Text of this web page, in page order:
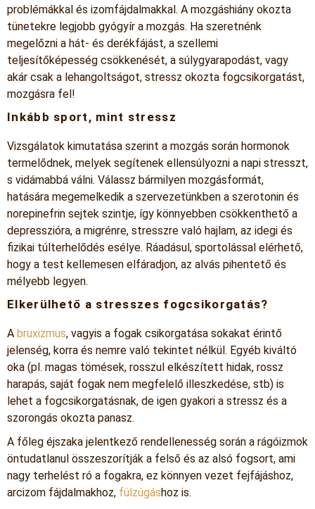
problémákkal és izomfájdalmakkal. A mozgáshiány okozta
tünetekre legjobb gyógyír a mozgás. Ha szeretnénk
megelőzni a hát- és derékfájást, a szellemi
teljesítőképesség csökkenését, a súlygyarapodást, vagy
akár csak a lehangoltságot, stressz okozta fogcsikorgatást,
mozgásra fel!
Inkább sport, mint stressz
Vizsgálatok kimutatása szerint a mozgás során hormonok
termelődnek, melyek segítenek ellensúlyozni a napi stresszt,
s vidámabbá válni. Válassz bármilyen mozgásformát,
hatására megemelkedik a szervezetünkben a szerotonin és
norepinefrin sejtek szintje, így könnyebben csökkenthető a
depresszióra, a migrénre, stresszre való hajlam, az idegi és
fizikai túlterhelődés esélye. Ráadásul, sportolással elérhető,
hogy a test kellemesen elfáradjon, az alvás pihentető és
mélyebb legyen.
Elkerülhető a stresszes fogcsikorgatás?
A bruxizmus, vagyis a fogak csikorgatása sokakat érintő
jelenség, korra és nemre való tekintet nélkül. Egyéb kiváltó
oka (pl. magas tömések, rosszul elkészített hidak, rossz
harapás, saját fogak nem megfelelő illeszkedése, stb) is
lehet a fogcsikorgatásnak, de igen gyakori a stressz és a
szorongás okozta panasz.
A főleg éjszaka jelentkező rendellenesség során a rágóizmok
öntudatlanul összeszorítják a felső és az alsó fogsort, ami
nagy terhelést ró a fogakra, ez könnyen vezet fejfájáshoz,
arcizom fájdalmakhoz, fülzúgáshoz is.